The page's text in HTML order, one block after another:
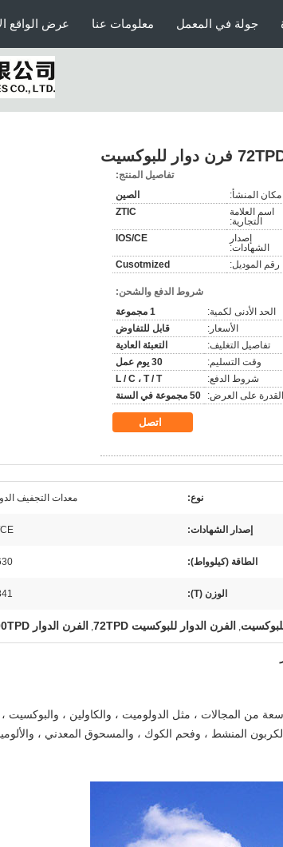
عرض الواقع معلومات عنا جولة في المعمل
تفاصيل المنتج:
مكان المنشأ:
الصين
اسم العلامة
التجارية:
ZTIC
إصدار
الشهادات:
IOS/CE
رقم الموديل: Cusotmized
شروط الدفع والشحن:
الحد الأدنى لكمية:
1 مجموعة
الأسعار:
قابل للتفاوض
تفاصيل التغليف:
التعبئة العادية
وقت التسليم:
30 يوم عمل
شروط الدفع:
L / C ، T / T
القدرة على العرض:
50 مجموعة في السنة
اتصل
نوع: معدات التجفيف
إصدار الشهادات:
الطاقة (كيلوواط):
الوزن (T):
, الفرن الدوار للبوكسيت 72TPD , الفرن الدوار 5000TPD
من المجالات ، مثل الدولوميت ، والكاولين ، والبوكسيت ،
المنشط ، وفحم الكوك ، والمسحوق المعدني ،